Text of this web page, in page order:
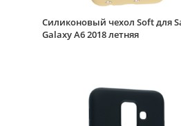
Силиконовый чехол Soft для
Galaxy A6 2018 летняя